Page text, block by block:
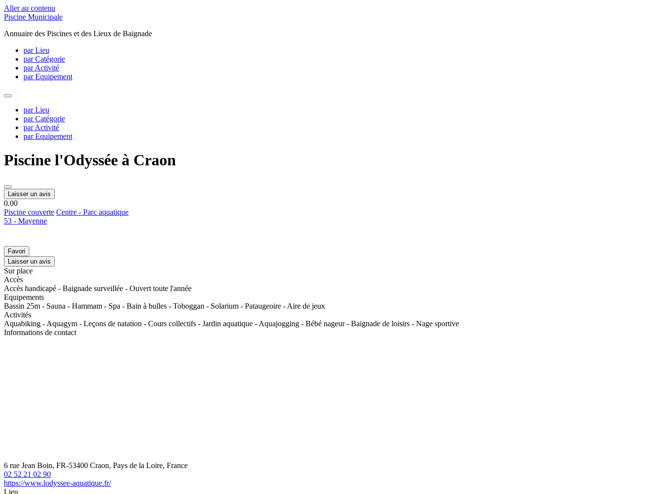
Aller au contenu
Piscine Municipale
Annuaire des Piscines et des Lieux de Baignade
par Lieu
par Catégorie
par Activité
par Equipement
par Lieu
par Catégorie
par Activité
par Equipement
Piscine l'Odyssée à Craon
Laisser un avis
0.00
Piscine couverte Centre - Parc aquatique
53 - Mayenne
Favori
Laisser un avis
Sur place
Accès
Accès handicapé - Baignade surveillée - Ouvert toute l'année
Equipements
Bassin 25m - Sauna - Hammam - Spa - Bain à bulles - Toboggan - Solarium - Pataugeoire - Aire de jeux
Activités
Aquabiking - Aquagym - Leçons de natation - Cours collectifs - Jardin aquatique - Aquajogging - Bébé nageur - Baignade de loisirs - Nage sportive
Informations de contact
6 rue Jean Boin, FR-53400 Craon, Pays de la Loire, France
02 52 21 02 90
https://www.lodyssee-aquatique.fr/
Lieu